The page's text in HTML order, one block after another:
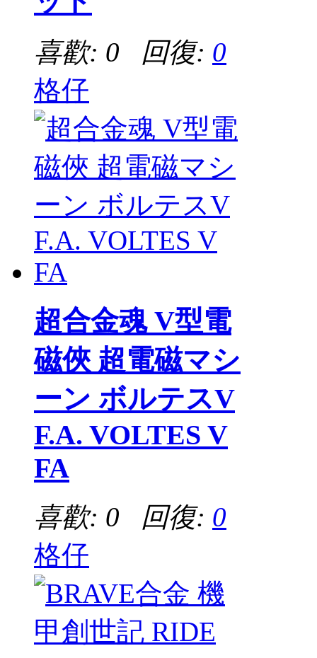
喜歡: 0 回復: 0
格仔
超合金魂 V型電
磁俠 超電磁マシ
ーン ボルテスV
F.A. VOLTES V
FA
喜歡: 0 回復: 0
格仔